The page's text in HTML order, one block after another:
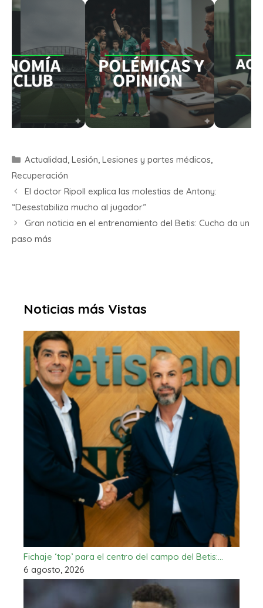
Actualidad, Lesión, Lesiones y partes médicos,
Recuperación
El doctor Ripoll explica las molestias de Antony:
“Desestabiliza mucho al jugador”
Gran noticia en el entrenamiento del Betis: Cucho da un
paso más
Noticias más Vistas
Fichaje ‘top’ para el centro del campo del Betis:…
6 agosto, 2026